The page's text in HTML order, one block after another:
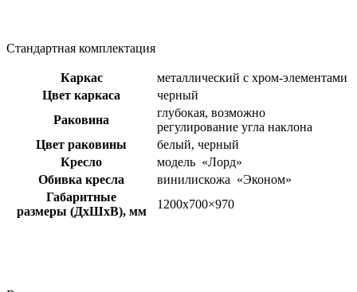
Стандартная комплектация
Каркас
металлический с хром-элементами
Цвет каркаса
черный
Раковина
глубокая, возможно
регулирование угла наклона
Цвет раковины
белый, черный
Кресло
модель «Лорд»
Обивка кресла
винилискожа «Эконом»
Габаритные
размеры (ДхШхВ), мм
1200х700×970